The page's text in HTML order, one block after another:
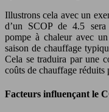
Illustrons cela avec un
d’un SCOP de 4.5 sera
pompe à chaleur avec
saison de chauffage
Cela se traduira par une
coûts de chauffage
Facteurs influençant le